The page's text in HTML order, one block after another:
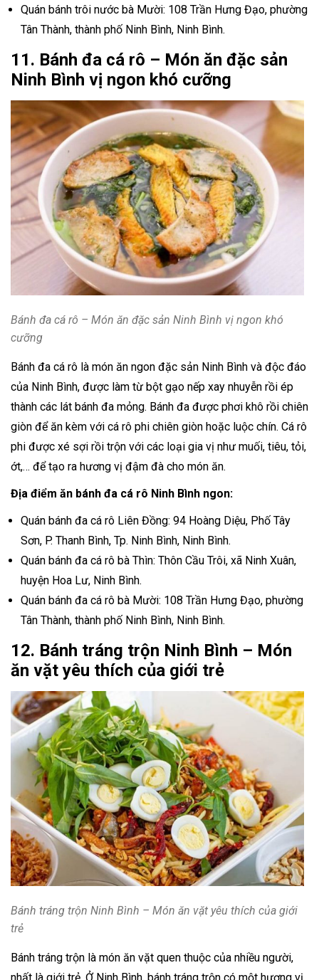
Quán bánh trôi nước bà Mười: 108 Trần Hưng Đạo, phường
Tân Thành, thành phố Ninh Bình, Ninh Bình.
11. Bánh đa cá rô – Món ăn đặc sản
Ninh Bình vị ngon khó cưỡng
Bánh đa cá rô – Món ăn đặc sản Ninh Bình vị ngon khó
cưỡng
Bánh đa cá rô là món ăn ngon đặc sản Ninh Bình và độc đáo
của Ninh Bình, được làm từ bột gạo nếp xay nhuyễn rồi ép
thành các lát bánh đa mỏng. Bánh đa được phơi khô rồi chiên
giòn để ăn kèm với cá rô phi chiên giòn hoặc luộc chín. Cá rô
phi được xé sợi rồi trộn với các loại gia vị như muối, tiêu, tỏi,
ớt,… để tạo ra hương vị đậm đà cho món ăn.
Địa điểm ăn bánh đa cá rô Ninh Bình ngon:
Quán bánh đa cá rô Liên Đồng: 94 Hoàng Diệu, Phố Tây
Sơn, P. Thanh Bình, Tp. Ninh Bình, Ninh Bình.
Quán bánh đa cá rô bà Thìn: Thôn Cầu Trôi, xã Ninh Xuân,
huyện Hoa Lư, Ninh Bình.
Quán bánh đa cá rô bà Mười: 108 Trần Hưng Đạo, phường
Tân Thành, thành phố Ninh Bình, Ninh Bình.
12. Bánh tráng trộn Ninh Bình – Món
ăn vặt yêu thích của giới trẻ
Bánh tráng trộn Ninh Bình – Món ăn vặt yêu thích của giới
trẻ
Bánh tráng trộn là món ăn vặt quen thuộc của nhiều người,